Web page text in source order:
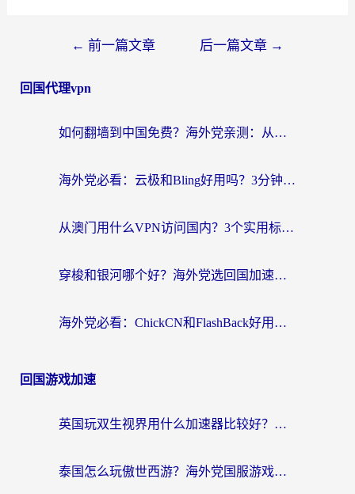
← 前一篇文章 后一篇文章 →
回国代理vpn
如何翻墙到中国免费？海外党亲测：从踩坑到选对加速器的全攻略
海外党必看：云极和Bling好用吗？3分钟教你选对回国加速器
从澳门用什么VPN访问国内？3个实用标准帮你避开坑，无缝刷剧听歌
穿梭和银河哪个好？海外党选回国加速器的避坑指南，附番茄加速器实测体验
海外党必看：ChickCN和FlashBack好用吗？3招教你选对回国加速器（附云极、HomeCN、斧牛vs艾果对比）
回国游戏加速
英国玩双生视界用什么加速器比较好？海外党亲测有效的国服游戏加速方案
泰国怎么玩傲世西游？海外党国服游戏加速终极攻略（附光明大陆量子特攻实测）